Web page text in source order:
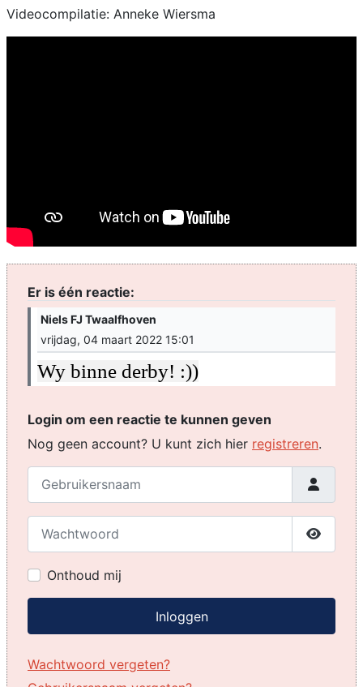
Videocompilatie: Anneke Wiersma
Er is één reactie:
Niels FJ Twaalfhoven
vrijdag, 04 maart 2022 15:01
Wy binne derby! :))
Login om een reactie te kunnen geven
Nog geen account? U kunt zich hier registreren.
Toon
Onthoud mij
Inloggen
Wachtwoord vergeten?